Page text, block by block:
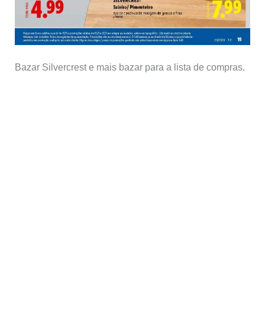
Bazar Silvercrest e mais bazar para a lista de compras.